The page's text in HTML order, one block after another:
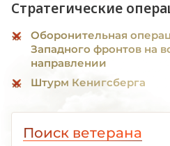
Стратегические
Оборонительная
Западного фронтов на
направлении
Штурм Кенигсберга
Поиск ветерана